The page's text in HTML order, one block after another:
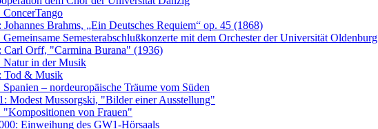
ConcerTango
Johannes Brahms, „Ein Deutsches Requiem“ op. 45 (1868)
Gemeinsame Semesterabschlußkonzerte mit dem Orchester der Universität Oldenburg
Carl Orff, "Carmina Burana" (1936)
Natur in der Musik
Tod & Musik
Spanien – nordeuropäische Träume vom Süden
Modest Mussorgski, "Bilder einer Ausstellung"
"Kompositionen von Frauen"
Einweihung des GW1-Hörsaals